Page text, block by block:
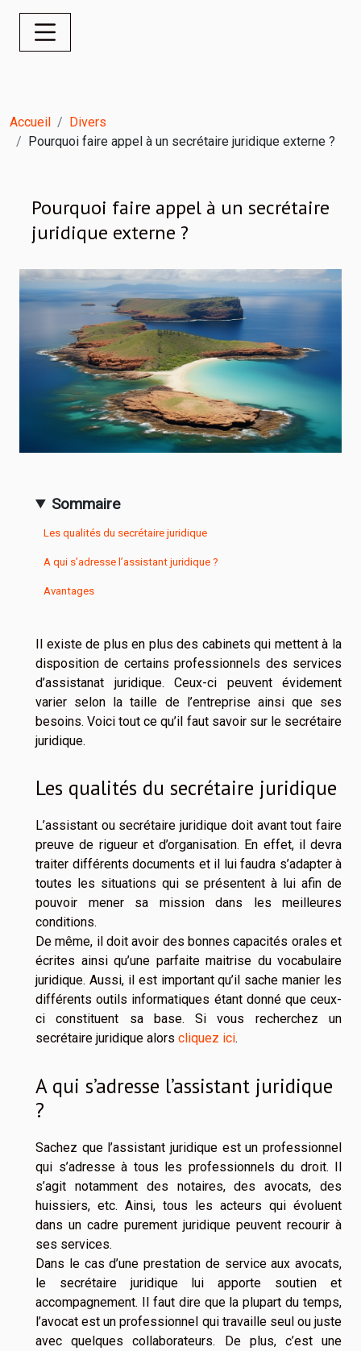
Accueil
Divers
Pourquoi faire appel à un secrétaire juridique externe ?
Pourquoi faire appel à un secrétaire
juridique externe ?
Sommaire
Les qualités du secrétaire juridique
A qui s’adresse l’assistant juridique ?
Avantages
Il existe de plus en plus des cabinets qui mettent à la
disposition de certains professionnels des services
d’assistanat juridique. Ceux-ci peuvent évidement
varier selon la taille de l’entreprise ainsi que ses
besoins. Voici tout ce qu’il faut savoir sur le secrétaire
juridique.
Les qualités du secrétaire juridique
L’assistant ou secrétaire juridique doit avant tout faire
preuve de rigueur et d’organisation. En effet, il devra
traiter différents documents et il lui faudra s’adapter à
toutes les situations qui se présentent à lui afin de
pouvoir mener sa mission dans les meilleures
conditions.
De même, il doit avoir des bonnes capacités orales et
écrites ainsi qu’une parfaite maitrise du vocabulaire
juridique. Aussi, il est important qu’il sache manier les
différents outils informatiques étant donné que ceux-
ci constituent sa base. Si vous recherchez un
secrétaire juridique alors cliquez ici.
A qui s’adresse l’assistant juridique
?
Sachez que l’assistant juridique est un professionnel
qui s’adresse à tous les professionnels du droit. Il
s’agit notamment des notaires, des avocats, des
huissiers, etc. Ainsi, tous les acteurs qui évoluent
dans un cadre purement juridique peuvent recourir à
ses services.
Dans le cas d’une prestation de service aux avocats,
le secrétaire juridique lui apporte soutien et
accompagnement. Il faut dire que la plupart du temps,
l’avocat est un professionnel qui travaille seul ou juste
avec quelques collaborateurs. De plus, c’est une